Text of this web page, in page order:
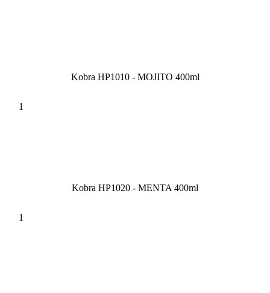
Kobra HP1010 - MOJITO 400ml
Kobra HP1020 - MENTA 400ml